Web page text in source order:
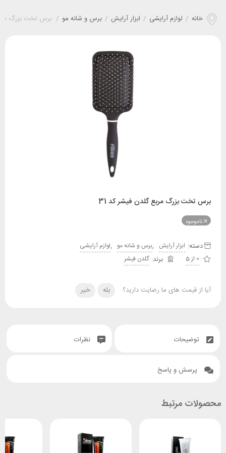
خانه / لوازم آرایشی / ابزار آرایش / برس و شانه مو / برس تخت بزرگ
برس تخت بزرگ مربع گلدن فیشر کد 31
ناموجود
دسته: ابزار آرایش ,برس و شانه مو ,لوازم آرایشی
0 از 5
گلدن فیشر
آیا از قیمت های ما رضایت دارید؟ بله خیر
توضیحات نظرات
پرسش و پاسخ
محصولات مرتبط